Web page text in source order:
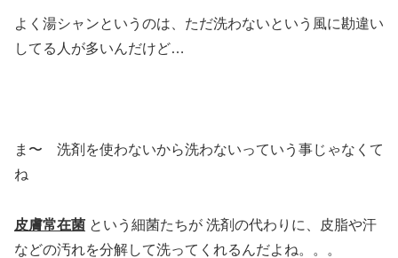
よく湯シャンというのは、ただ洗わないという風に勘違い
してる人が多いんだけど…
ま〜 洗剤を使わないから洗わないっていう事じゃなくて
ね
皮膚常在菌 という細菌たちが 洗剤の代わりに、皮脂や汗
などの汚れを分解して洗ってくれるんだよね。。。